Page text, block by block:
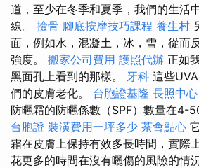
道，至少在冬季和夏季，我們的生活
線。 撿骨 腳底按摩技巧課程 養生村
面，例如水，混凝土，冰，雪，從而
強度。 搬家公司費用 護照代辦 正如
黑面孔上看到的那樣。 牙科 這些
們的皮膚老化。 台胞證基隆 長照中
防曬霜的防曬係數（SPF）數量在4-
台胞證 裝潢費用一坪多少 茶會點心
霜在皮膚上保持有效多長時間，實際
花更多的時間在沒有曬傷的風險的情